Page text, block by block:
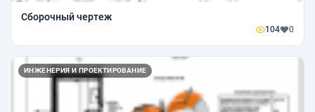
Сборочный чертеж
104 0
ИНЖЕНЕРИЯ И ПРОЕКТИРОВАНИЕ